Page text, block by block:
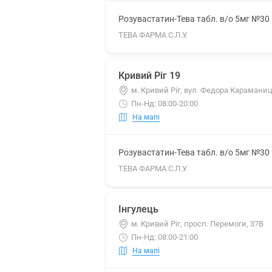
Розувастатин-Тева табл. в/о 5мг №30
ТЕВА ФАРМА С.Л.У.
Кривий Ріг 19
м. Кривий Ріг, вул. Федора
Пн-Нд: 08:00-20:00
На мапі
Розувастатин-Тева табл. в/о 5мг №30
ТЕВА ФАРМА С.Л.У.
Інгулець
м. Кривий Ріг, просп. Перемоги, 37В
Пн-Нд: 08:00-21:00
На мапі